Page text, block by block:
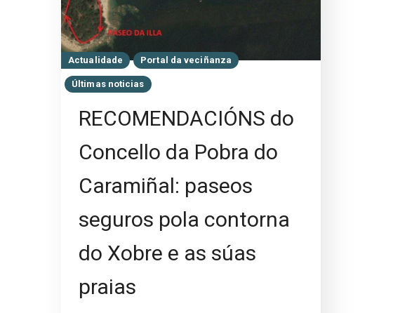
Actualidade Portal da veciñanza
Últimas noticias
RECOMENDACIÓNS do
Concello da Pobra do
Caramiñal: paseos
seguros pola contorna
do Xobre e as súas
praias